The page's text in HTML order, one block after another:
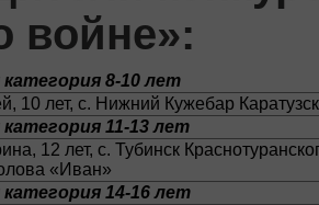
войне»:
8-10 лет
10 лет, с. Нижний Кужебар
11-13 лет
12 лет, с. Тубинск
«Иван»
14-16 лет